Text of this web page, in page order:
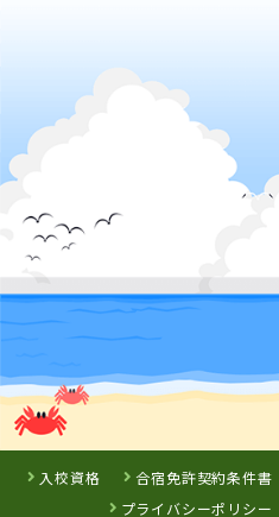
詳 細
3位
浜乃木ドライビングス
入校資格 合宿免許契約条件書
プライバシーポリシー